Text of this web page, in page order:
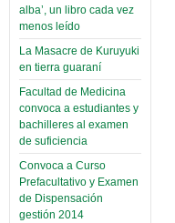
alba’, un libro cada vez
menos leído
La Masacre de Kuruyuki
en tierra guaraní
Facultad de Medicina
convoca a estudiantes y
bachilleres al examen
de suficiencia
Convoca a Curso
Prefacultativo y Examen
de Dispensación
gestión 2014